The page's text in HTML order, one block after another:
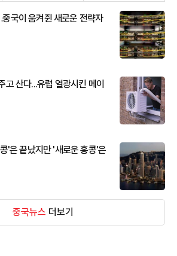
국이 움켜쥔 새로운 전략자
고 산다...유럽 열광시킨 메이
'은 끝났지만 '새로운 홍콩'은
중국뉴스 더보기